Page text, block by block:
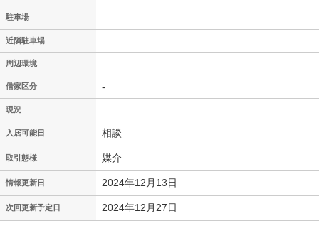
駐車場
近隣駐車場
周辺環境
借家区分 -
現況
入居可能日 相談
取引態様 媒介
情報更新日 2024年12月13日
次回更新予定日 2024年12月27日